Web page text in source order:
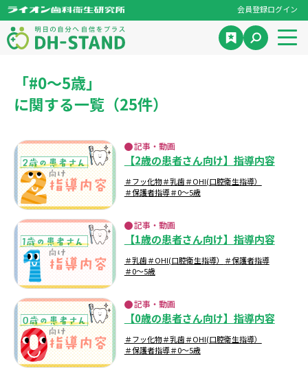
会員登録ログイン
「#0～5歳」
に関する一覧（25件）
記事・動画
【2歳の患者さん向け】指導内容
＃フッ化物＃乳歯＃OHI(口腔衛生指導）
＃保護者指導＃0～5歳
記事・動画
【1歳の患者さん向け】指導内容
＃乳歯＃OHI(口腔衛生指導）
＃保護者指導
＃0～5歳
記事・動画
【0歳の患者さん向け】指導内容
＃フッ化物＃乳歯＃OHI(口腔衛生指導）
＃保護者指導＃0～5歳